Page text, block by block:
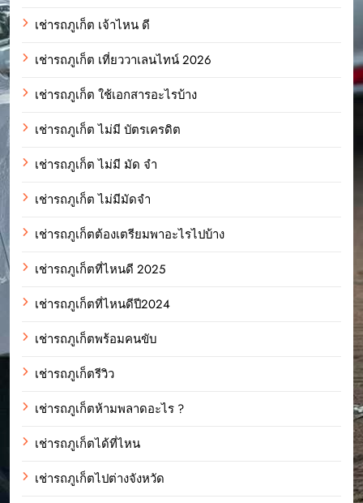
เช่ารถภูเก็ต เจ้าไหน ดี
เช่ารถภูเก็ต เที่ยววาเลนไทน์ 2026
เช่ารถภูเก็ต ใช้เอกสารอะไรบ้าง
เช่ารถภูเก็ต ไม่มี บัตรเครดิต
เช่ารถภูเก็ต ไม่มี มัด จํา
เช่ารถภูเก็ต ไม่มีมัดจำ
เช่ารถภูเก็ตต้องเตรียมพาอะไรไปบ้าง
เช่ารถภูเก็ตที่ไหนดี 2025
เช่ารถภูเก็ตที่ไหนดีปี2024
เช่ารถภูเก็ตพร้อมคนขับ
เช่ารถภูเก็ตรีวิว
เช่ารถภูเก็ตห้ามพลาดอะไร ?
เช่ารถภูเก็ตได้ที่ไหน
เช่ารถภูเก็ตไปต่างจังหวัด